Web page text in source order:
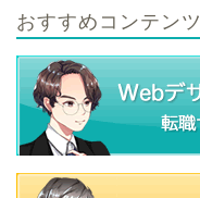
おすすめコンテンツ